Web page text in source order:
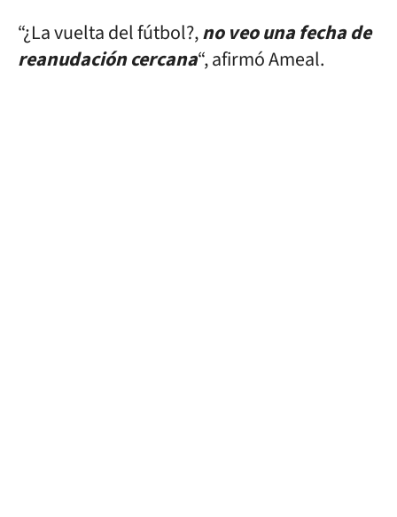
“¿La vuelta del fútbol?,no veo una fecha de
reanudación cercana“, afirmó Ameal.